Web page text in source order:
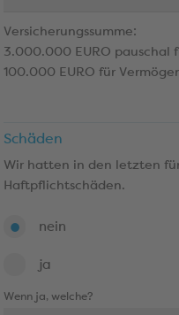
Versicherungssumme:
3.000.000 EURO pauschal
100.000 EURO für
Schäden
Wir hatten in den letzten
Haftpflichtschäden.
nein
ja
Wenn ja, welche?